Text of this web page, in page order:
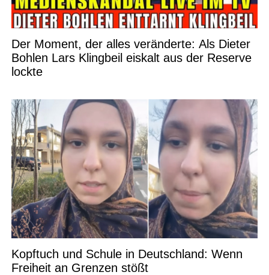
Der Moment, der alles veränderte: Als Dieter
Bohlen Lars Klingbeil eiskalt aus der Reserve
lockte
Kopftuch und Schule in Deutschland: Wenn
Freiheit an Grenzen stößt